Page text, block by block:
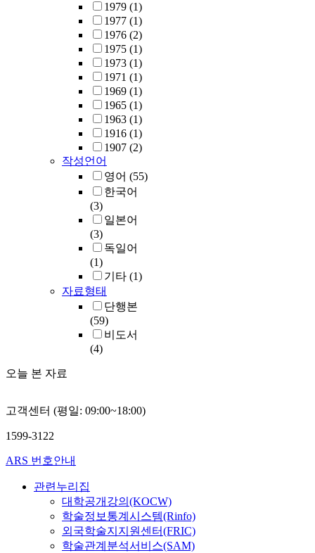
1979 (1)
1977 (1)
1976 (2)
1975 (1)
1973 (1)
1971 (1)
1969 (1)
1965 (1)
1963 (1)
1916 (1)
1907 (2)
작성언어
영어 (55)
한국어
(3)
일본어
(3)
독일어
(1)
기타 (1)
자료형태
단행본
(59)
비도서
(4)
오늘 본 자료
고객센터 (평일: 09:00~18:00)
1599-3122
ARS 번호안내
관련누리집
대학공개강의(KOCW)
학술정보통계시스템(Rinfo)
외국학술지지원센터(FRIC)
학술관계분석서비스(SAM)